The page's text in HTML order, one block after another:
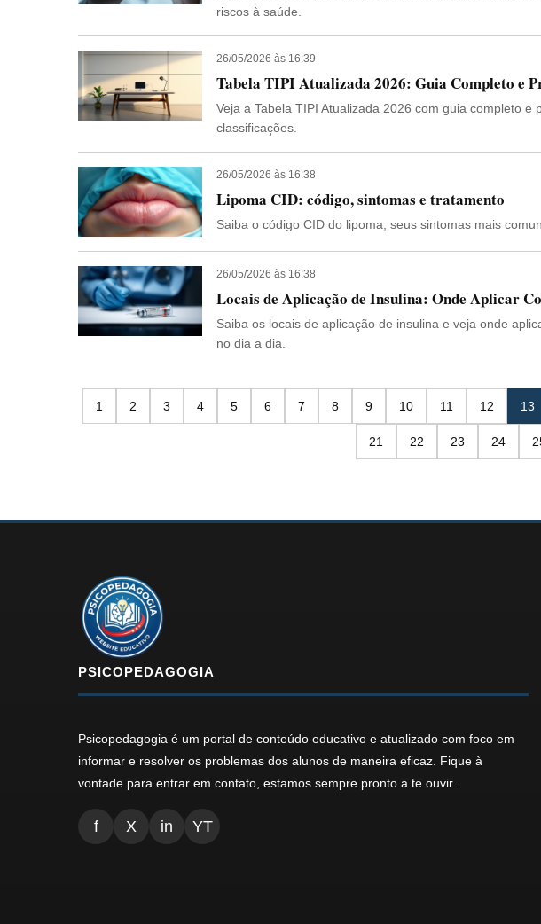
riscos à saúde.
26/05/2026 às 16:39
Tabela TIPI Atualizada 2026: Guia Completo e
Veja a Tabela TIPI Atualizada 2026 com guia completo
classificações.
26/05/2026 às 16:38
Lipoma CID: código, sintomas e tratamento
Saiba o código CID do lipoma, seus sintomas mais
26/05/2026 às 16:38
Locais de Aplicação de Insulina: Onde Aplicar
Saiba os locais de aplicação de insulina e veja onde
no dia a dia.
1 2 3 4 5 6 7 8 9 10 11 12 13
21 22 23 24
PSICOPEDAGOGIA
Psicopedagogia é um portal de conteúdo educativo e atualizado com foco em
informar e resolver os problemas dos alunos de maneira eficaz. Fique à
vontade para entrar em contato, estamos sempre pronto a te ouvir.
f X in YT